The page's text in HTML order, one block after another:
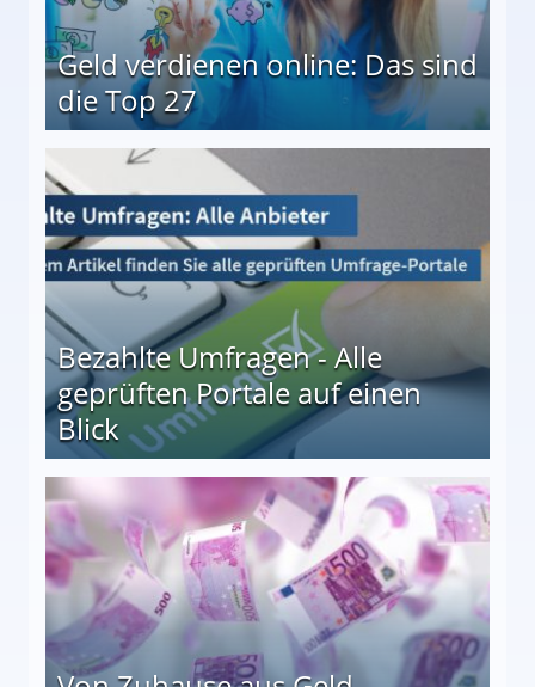
Geld verdienen online: Das sind
die Top 27
Bezahlte Umfragen - Alle
geprüften Portale auf einen
Blick
auf einen Blick